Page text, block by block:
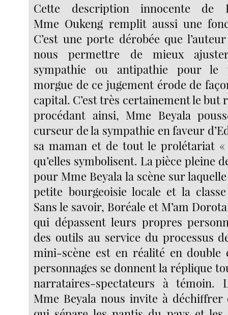
Cette description innocente de
Mme Oukeng remplit aussi une
C’est une porte dérobée que
nous permettre de mieux
sympathie ou antipathie pour le
morgue de ce jugement érode de
capital. C’est très certainement le but
procédant ainsi, Mme Beyala
curseur de la sympathie en faveur
sa maman et de tout le prolétariat «
qu’elles symbolisent. La pièce pleine
pour Mme Beyala la scène sur
petite bourgeoisie locale et la
Sans le savoir, Boréale et M’am
qui dépassent leurs propres
des outils au service du processus
mini-scène est en réalité en double
personnages se donnent la réplique
narrataires-spectateurs à témoin.
Mme Beyala nous invite à déchiffrer